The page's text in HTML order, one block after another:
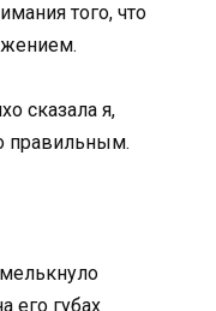
того, что
сказала я,
правильным.
его губах